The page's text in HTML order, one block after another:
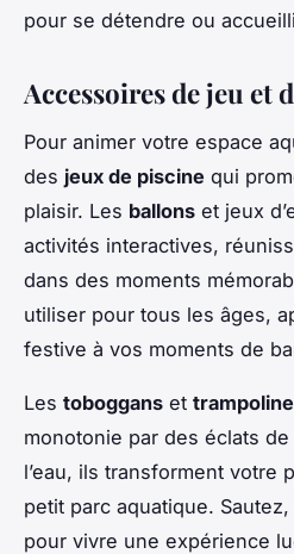
pour se détendre ou
Accessoires de jeu et
Pour animer votre espace
des jeux de piscine qui
plaisir. Les ballons et jeux
activités interactives,
dans des moments
utiliser pour tous les âges,
festive à vos moments de
Les toboggans et
monotonie par des éclats
l’eau, ils transforment votre
petit parc aquatique.
pour vivre une expérience